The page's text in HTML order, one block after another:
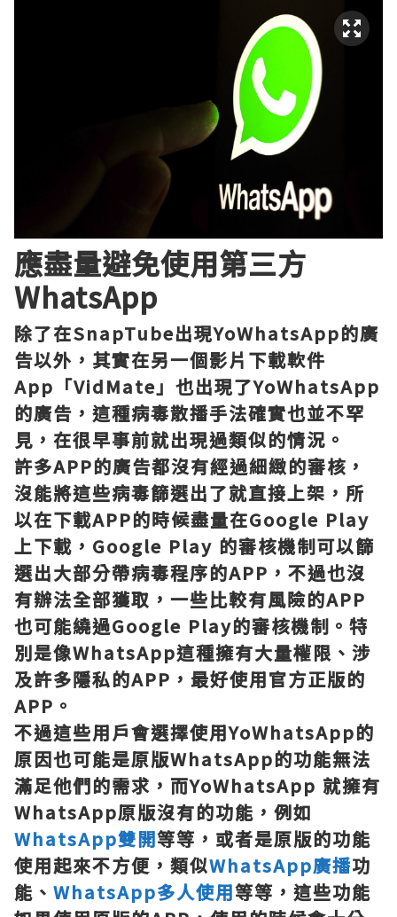
應盡量避免使用第三方
WhatsApp
除了在SnapTube出現YoWhatsApp的廣
告以外，其實在另一個影片下載軟件
App「VidMate」也出現了YoWhatsApp
的廣告，這種病毒散播手法確實也並不罕
見，在很早事前就出現過類似的情況。
許多APP的廣告都沒有經過細緻的審核，
沒能將這些病毒篩選出了就直接上架，所
以在下載APP的時候盡量在Google Play
上下載，Google Play 的審核機制可以篩
選出大部分帶病毒程序的APP，不過也沒
有辦法全部獲取，一些比較有風險的APP
也可能繞過Google Play的審核機制。特
別是像WhatsApp這種擁有大量權限、涉
及許多隱私的APP，最好使用官方正版的
APP。
不過這些用戶會選擇使用YoWhatsApp的
原因也可能是原版WhatsApp的功能無法
滿足他們的需求，而YoWhatsApp 就擁有
WhatsApp原版沒有的功能，例如
WhatsApp雙開等等，或者是原版的功能
使用起來不方便，類似WhatsApp廣播功
能、 WhatsApp多人使用等等，這些功能